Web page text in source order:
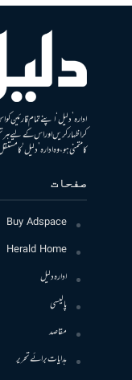
ادارہ ’دلیل‘ اپنے تمام قارئین
کر اظہار کریں اور اس کے لیے
کا متمنی ہو، وہ ادارہ ’دلیل‘
صفحات
Buy Adspace
Herald Home
ادارہ دلیل
پالیسی
مقاصد
ہدایات برائے تحریر